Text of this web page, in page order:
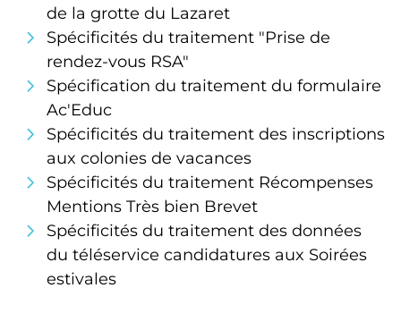
de la grotte du Lazaret
Spécificités du traitement "Prise de
rendez-vous RSA"
Spécification du traitement du formulaire
Ac'Educ
Spécificités du traitement des inscriptions
aux colonies de vacances
Spécificités du traitement Récompenses
Mentions Très bien Brevet
Spécificités du traitement des données
du téléservice candidatures aux Soirées
estivales